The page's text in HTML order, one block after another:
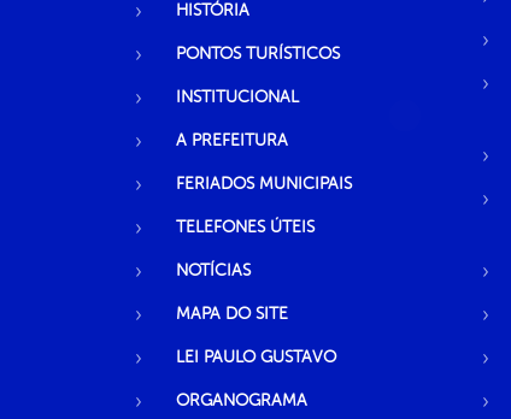
HISTÓRIA
PONTOS TURÍSTICOS
INSTITUCIONAL
A PREFEITURA
FERIADOS MUNICIPAIS
TELEFONES ÚTEIS
NOTÍCIAS
MAPA DO SITE
LEI PAULO GUSTAVO
ORGANOGRAMA